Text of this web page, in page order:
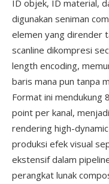
ID objek, ID material,
digunakan seniman
elemen yang dirender
scanline dikompresi
length encoding,
baris mana pun tanpa
Format ini
point per kanal,
rendering high-
produksi efek visual
ekstensif dalam
perangkat lunak